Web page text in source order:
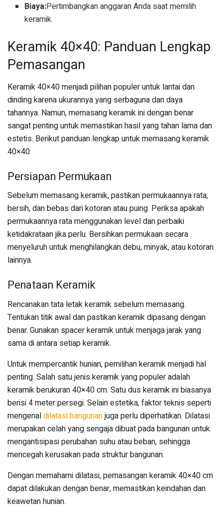
Biaya:Pertimbangkan anggaran Anda saat memilih
keramik.
Keramik 40×40: Panduan Lengkap
Pemasangan
Keramik 40×40 menjadi pilihan populer untuk lantai dan
dinding karena ukurannya yang serbaguna dan daya
tahannya. Namun, memasang keramik ini dengan benar
sangat penting untuk memastikan hasil yang tahan lama dan
estetis. Berikut panduan lengkap untuk memasang keramik
40×40:
Persiapan Permukaan
Sebelum memasang keramik, pastikan permukaannya rata,
bersih, dan bebas dari kotoran atau puing. Periksa apakah
permukaannya rata menggunakan level dan perbaiki
ketidakrataan jika perlu. Bersihkan permukaan secara
menyeluruh untuk menghilangkan debu, minyak, atau kotoran
lainnya.
Penataan Keramik
Rencanakan tata letak keramik sebelum memasang.
Tentukan titik awal dan pastikan keramik dipasang dengan
benar. Gunakan spacer keramik untuk menjaga jarak yang
sama di antara setiap keramik.
Untuk mempercantik hunian, pemilihan keramik menjadi hal
penting. Salah satu jenis keramik yang populer adalah
keramik berukuran 40×40 cm. Satu dus keramik ini biasanya
berisi 4 meter persegi. Selain estetika, faktor teknis seperti
mengenaldilatasi bangunanjuga perlu diperhatikan. Dilatasi
merupakan celah yang sengaja dibuat pada bangunan untuk
mengantisipasi perubahan suhu atau beban, sehingga
mencegah kerusakan pada struktur bangunan.
Dengan memahami dilatasi, pemasangan keramik 40×40 cm
dapat dilakukan dengan benar, memastikan keindahan dan
keawetan hunian.